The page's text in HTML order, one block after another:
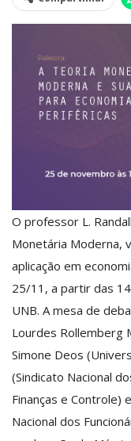
O professor L.
Monetária Moderna,
aplicação em
25/11, a partir das
UNB. A mesa de
Lourdes Rollemberg
Simone Deos
(Sindicato Nacional
Finanças e Controle)
Nacional dos